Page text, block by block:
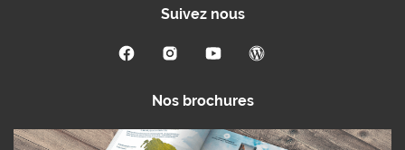
Suivez nous
Nos brochures